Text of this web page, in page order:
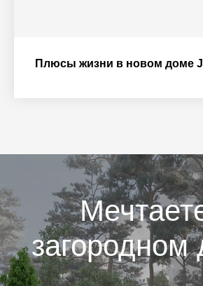
Плюсы жизни в новом доме